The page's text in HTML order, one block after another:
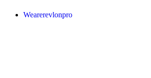
Wearerevlonpro